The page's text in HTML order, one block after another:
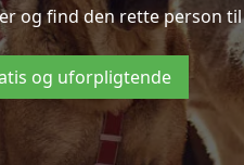
og find den rette person
og uforpligtende